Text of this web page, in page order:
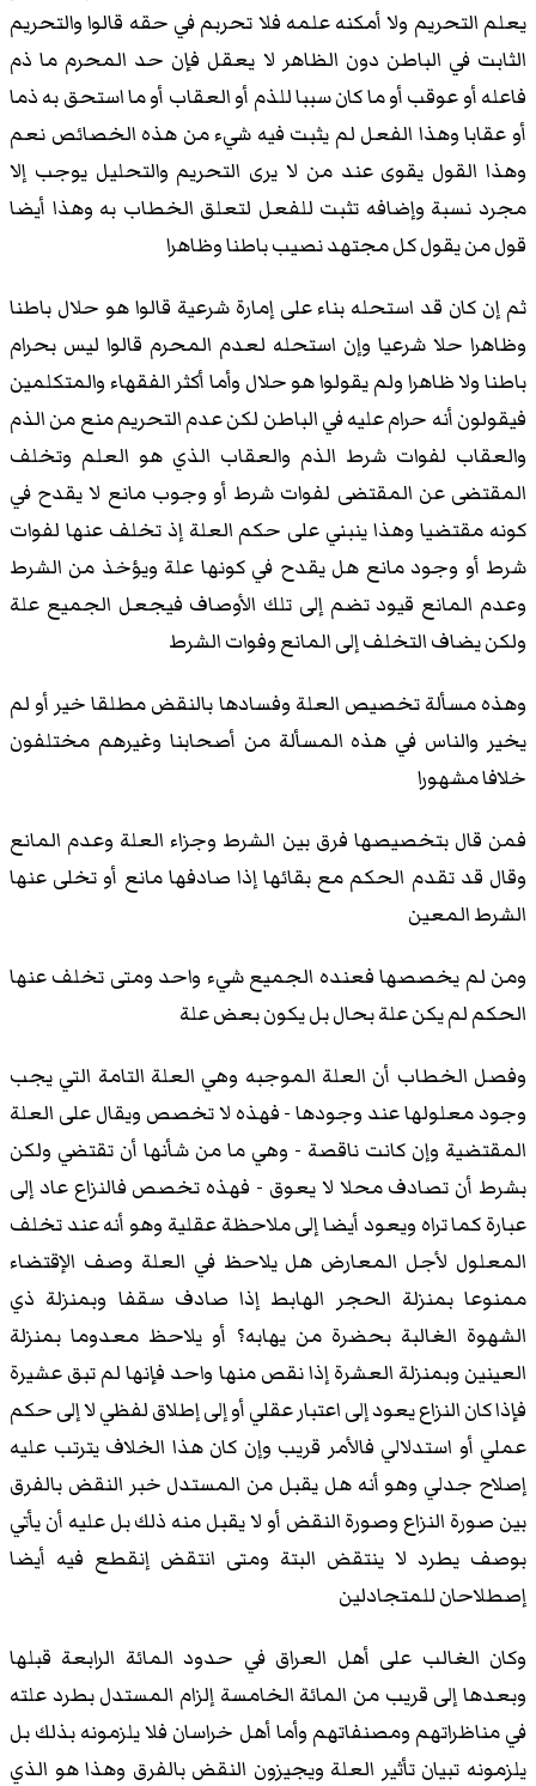
يعلم التحريم ولا أمكنه علمه فلا تحربم في حقه قالوا والتحريم
الثابت في الباطن دون الظاهر لا يعقل فإن حد المحرم ما ذم
فاعله أو عوقب أو ما كان سببا للذم أو العقاب أو ما استحق به ذما
أو عقابا وهذا الفعل لم يثبت فيه شيء من هذه الخصائص نعم
وهذا القول يقوى عند من لا يرى التحريم والتحليل يوجب إلا
مجرد نسبة وإضافه تثبت للفعل لتعلق الخطاب به وهذا أيضا
قول من يقول كل مجتهد نصيب باطنا وظاهرا
ثم إن كان قد استحله بناء على إمارة شرعية قالوا هو حلال باطنا
وظاهرا حلا شرعيا وإن استحله لعدم المحرم قالوا ليس بحرام
باطنا ولا ظاهرا ولم يقولوا هو حلال وأما أكثر الفقهاء والمتكلمين
فيقولون أنه حرام عليه في الباطن لكن عدم التحريم منع من الذم
والعقاب لفوات شرط الذم والعقاب الذي هو العلم وتخلف
المقتضى عن المقتضى لفوات شرط أو وجوب مانع لا يقدح في
كونه مقتضيا وهذا ينبني على حكم العلة إذ تخلف عنها لفوات
شرط أو وجود مانع هل يقدح في كونها علة ويؤخذ من الشرط
وعدم المانع قيود تضم إلى تلك الأوصاف فيجعل الجميع علة
ولكن يضاف التخلف إلى المانع وفوات الشرط
وهذه مسألة تخصيص العلة وفسادها بالنقض مطلقا خير أو لم
يخير والناس في هذه المسألة من أصحابنا وغيرهم مختلفون
خلافا مشهورا
فمن قال بتخصيصها فرق بين الشرط وجزاء العلة وعدم المانع
وقال قد تقدم الحكم مع بقائها إذا صادفها مانع أو تخلى عنها
الشرط المعين
ومن لم يخصصها فعنده الجميع شيء واحد ومتى تخلف عنها
الحكم لم يكن علة بحال بل يكون بعض علة
وفصل الخطاب أن العلة الموجبه وهي العلة التامة التي يجب
وجود معلولها عند وجودها - فهذه لا تخصص ويقال على العلة
المقتضية وإن كانت ناقصة - وهي ما من شأنها أن تقتضي ولكن
بشرط أن تصادف محلا لا يعوق - فهذه تخصص فالنزاع عاد إلى
عبارة كما تراه ويعود أيضا إلى ملاحظة عقلية وهو أنه عند تخلف
المعلول لأجل المعارض هل يلاحظ في العلة وصف الإقتضاء
ممنوعا بمنزلة الحجر الهابط إذا صادف سقفا وبمنزلة ذي
الشهوة الغالبة بحضرة من يهابه؟ أو يلاحظ معدوما بمنزلة
العينين وبمنزلة العشرة إذا نقص منها واحد فإنها لم تبق عشيرة
فإذا كان النزاع يعود إلى اعتبار عقلي أو إلى إطلاق لفظي لا إلى حكم
عملي أو استدلالي فالأمر قريب وإن كان هذا الخلاف يترتب عليه
إصلاح جدلي وهو أنه هل يقبل من المستدل خبر النقض بالفرق
بين صورة النزاع وصورة النقض أو لا يقبل منه ذلك بل عليه أن يأتي
بوصف يطرد لا ينتقض البتة ومتى انتقض إنقطع فيه أيضا
إصطلاحان للمتجادلين
وكان الغالب على أهل العراق في حدود المائة الرابعة قبلها
وبعدها إلى قريب من المائة الخامسة إلزام المستدل بطرد علته
في مناظراتهم ومصنفاتهم وأما أهل خراسان فلا يلزمونه بذلك بل
يلزمونه تبيان تأثير العلة ويجيزون النقض بالفرق وهذا هو الذي